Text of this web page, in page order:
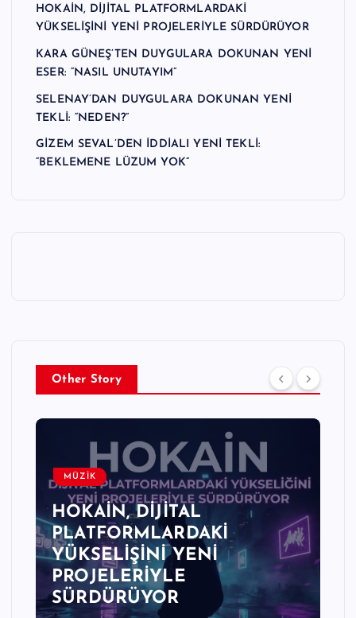
HOKAİN, DİJİTAL PLATFORMLARDAKİ
YÜKSELİŞİNİ YENİ PROJELERİYLE SÜRDÜRÜYOR
KARA GÜNEŞ’TEN DUYGULARA DOKUNAN YENİ
ESER: “NASIL UNUTAYIM”
SELENAY’DAN DUYGULARA DOKUNAN YENİ
TEKLİ: “NEDEN?”
GİZEM SEVAL’DEN İDDİALI YENİ TEKLİ:
“BEKLEMENE LÜZUM YOK”
Other Story
MÜZİK
HOKAİN, DİJİTAL
PLATFORMLARDAKİ
YÜKSELİŞİNİ YENİ
PROJELERİYLE
SÜRDÜRÜYOR